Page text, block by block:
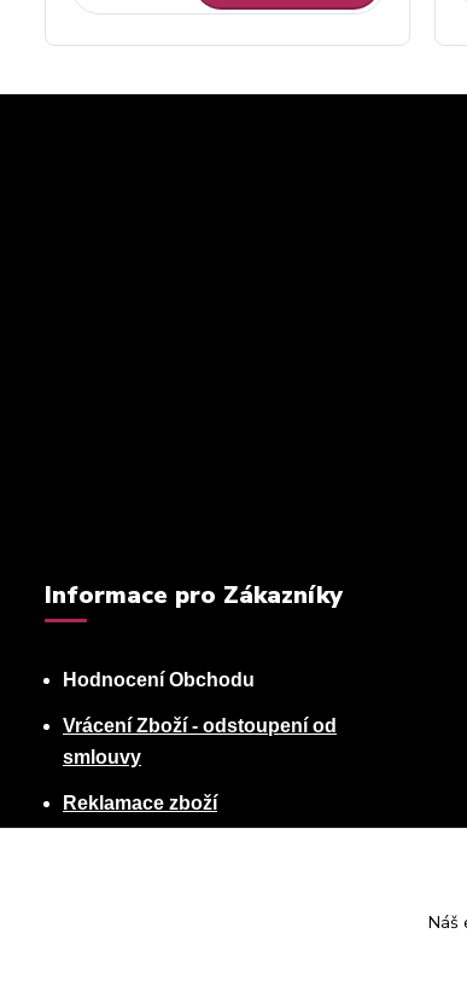
Informace pro Zákazníky
Hodnocení Obchodu
Vrácení Zboží - odstoupení od
smlouvy
Reklamace zboží
Náš